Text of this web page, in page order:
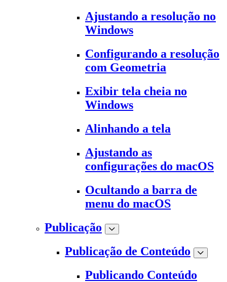
Ajustando a resolução no
Windows
Configurando a resolução
com Geometria
Exibir tela cheia no
Windows
Alinhando a tela
Ajustando as
configurações do macOS
Ocultando a barra de
menu do macOS
Publicação
Publicação de Conteúdo
Publicando Conteúdo